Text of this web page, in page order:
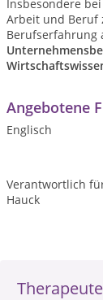
Insbesondere
Arbeit und Beruf
Berufserfahrung
Angebotene
Englisch
Verantwortlich
Hauck